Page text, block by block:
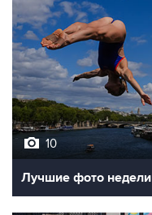
10
Лучшие фото недели